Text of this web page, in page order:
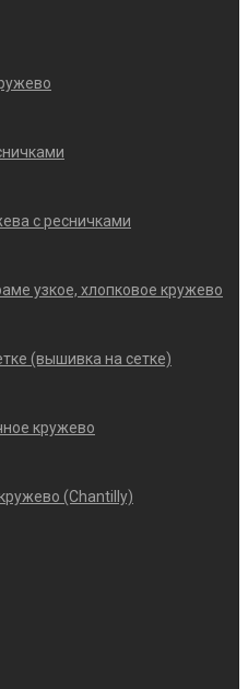
с ресничками
узкое, хлопковое кружево
(вышивка на сетке)
кружево
(Chantilly)